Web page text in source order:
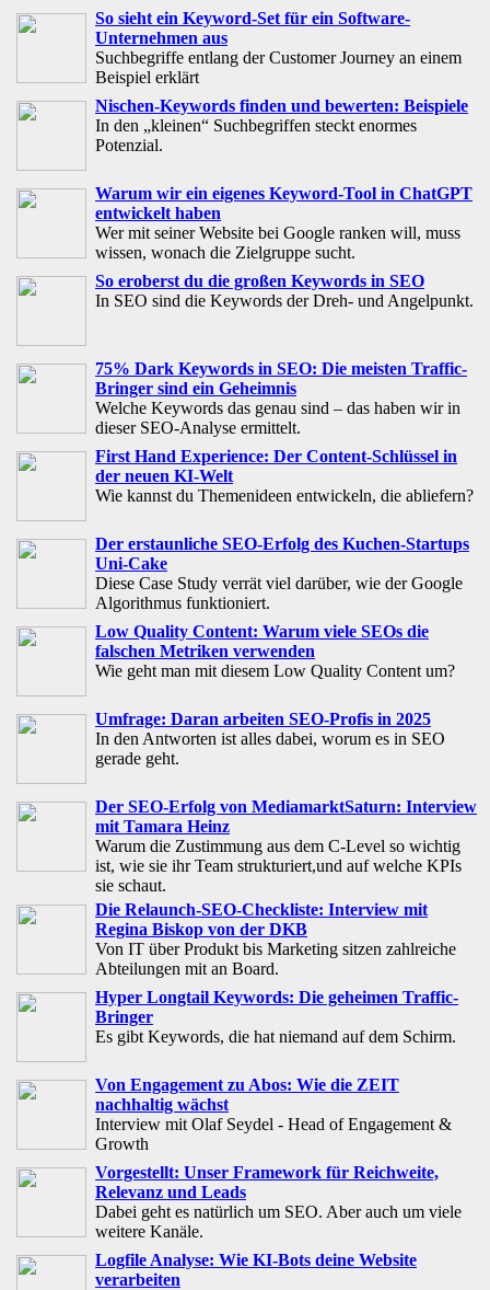
So sieht ein Keyword-Set für ein Software-
Unternehmen aus
Suchbegriffe entlang der Customer Journey an einem
Beispiel erklärt
Nischen-Keywords finden und bewerten: Beispiele
In den „kleinen“ Suchbegriffen steckt enormes
Potenzial.
Warum wir ein eigenes Keyword-Tool in ChatGPT
entwickelt haben
Wer mit seiner Website bei Google ranken will, muss
wissen, wonach die Zielgruppe sucht.
So eroberst du die großen Keywords in SEO
In SEO sind die Keywords der Dreh- und Angelpunkt.
75% Dark Keywords in SEO: Die meisten Traffic-
Bringer sind ein Geheimnis
Welche Keywords das genau sind – das haben wir in
dieser SEO-Analyse ermittelt.
First Hand Experience: Der Content-Schlüssel in
der neuen KI-Welt
Wie kannst du Themenideen entwickeln, die abliefern?
Der erstaunliche SEO-Erfolg des Kuchen-Startups
Uni-Cake
Diese Case Study verrät viel darüber, wie der Google
Algorithmus funktioniert.
Low Quality Content: Warum viele SEOs die
falschen Metriken verwenden
Wie geht man mit diesem Low Quality Content um?
Umfrage: Daran arbeiten SEO-Profis in 2025
In den Antworten ist alles dabei, worum es in SEO
gerade geht.
Der SEO-Erfolg von MediamarktSaturn: Interview
mit Tamara Heinz
Warum die Zustimmung aus dem C-Level so wichtig
ist, wie sie ihr Team strukturiert,und auf welche KPIs
sie schaut.
Die Relaunch-SEO-Checkliste: Interview mit
Regina Biskop von der DKB
Von IT über Produkt bis Marketing sitzen zahlreiche
Abteilungen mit an Board.
Hyper Longtail Keywords: Die geheimen Traffic-
Bringer
Es gibt Keywords, die hat niemand auf dem Schirm.
Von Engagement zu Abos: Wie die ZEIT
nachhaltig wächst
Interview mit Olaf Seydel - Head of Engagement &
Growth
Vorgestellt: Unser Framework für Reichweite,
Relevanz und Leads
Dabei geht es natürlich um SEO. Aber auch um viele
weitere Kanäle.
Logfile Analyse: Wie KI-Bots deine Website
verarbeiten